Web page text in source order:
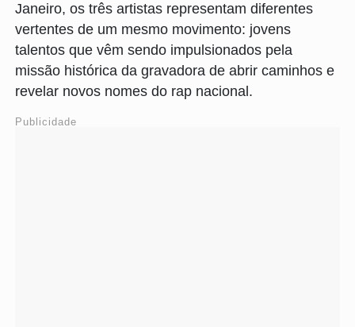
Janeiro, os três artistas representam diferentes
vertentes de um mesmo movimento: jovens
talentos que vêm sendo impulsionados pela
missão histórica da gravadora de abrir caminhos e
revelar novos nomes do rap nacional.
Publicidade